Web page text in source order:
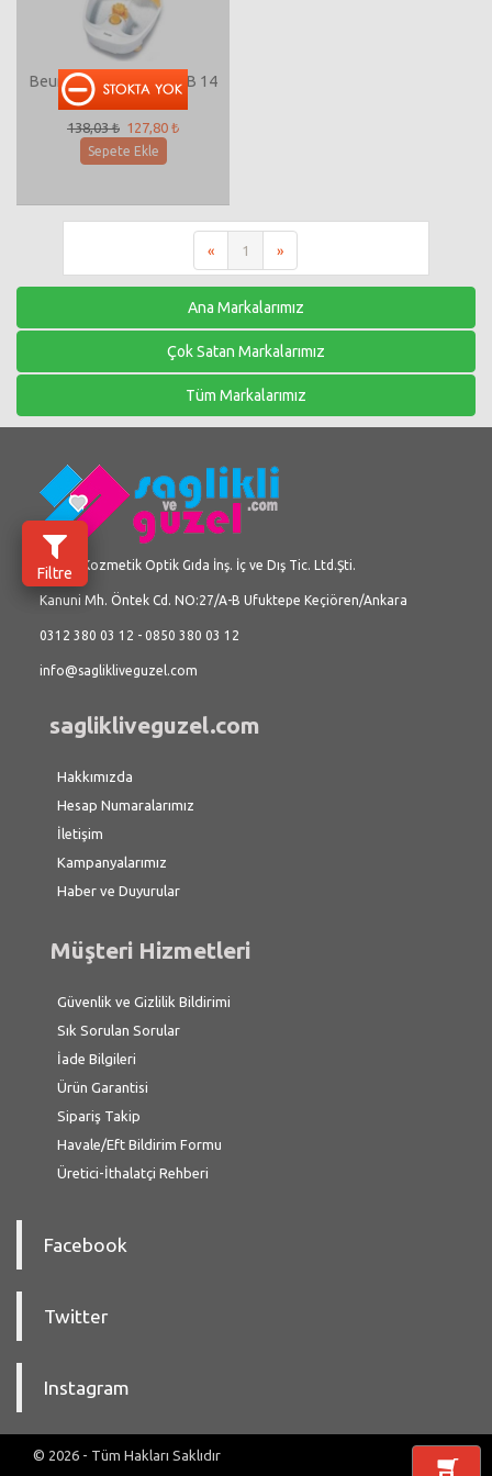
Beurer Ayak Banyosu FB 14
138,03 ₺ 127,80 ₺
Sepete Ekle
« 1 »
Filtre
Ana Markalarımız
Çok Satan Markalarımız
Tüm Markalarımız
Üç İlke Kozmetik Optik Gıda İnş. İç ve Dış Tic. Ltd.Şti.
Kanuni Mh. Öntek Cd. NO:27/A-B Ufuktepe Keçiören/Ankara
0312 380 03 12 - 0850 380 03 12
info@saglikliveguzel.com
saglikliveguzel.com
Hakkımızda
Hesap Numaralarımız
İletişim
Kampanyalarımız
Haber ve Duyurular
Müşteri Hizmetleri
Güvenlik ve Gizlilik Bildirimi
Sık Sorulan Sorular
İade Bilgileri
Ürün Garantisi
Sipariş Takip
Havale/Eft Bildirim Formu
Üretici-İthalatçi Rehberi
Facebook
Twitter
Instagram
© 2026 - Tüm Hakları Saklıdır